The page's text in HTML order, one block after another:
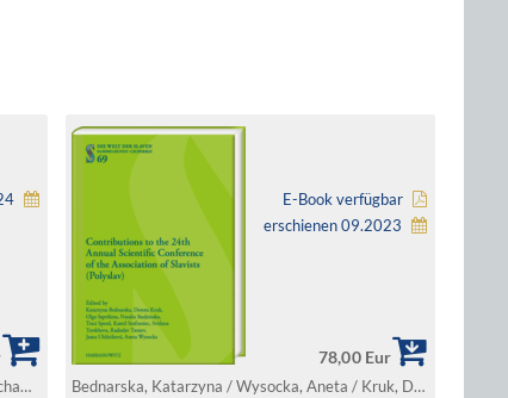
Bunčić, Daniel / Frank, Susanne / Schahadat, Schamma / Schlund, Katrin / Wingender, Monika (Hg.)
E-Book verfügbar
erschienen 09.2023
78,00 Eur
Bednarska, Katarzyna / Wysocka, Aneta / Kruk, Dorota / Saprikina, Olga / Siudzinska, Natalia / Speed, Traci / Szafraniec, Kamil / Terekhova, Svitlana / Tsonev, Radoslav / Uhláriková, Jasna (Hg.)